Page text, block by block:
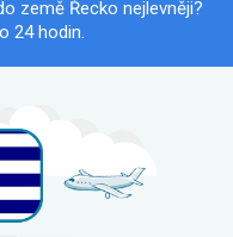
země Řecko nejlevněji?
24 hodin.